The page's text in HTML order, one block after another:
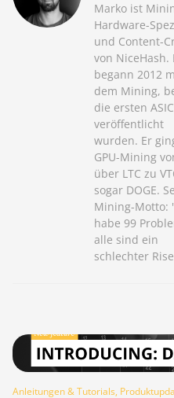
Marko ist
Hardware-
und Content-
von NiceHash.
begann 2012
dem Mining,
die ersten
veröffentlicht
wurden. Er
GPU-Mining
über LTC zu
sogar DOGE.
Mining-Motto:
habe 99
alle sind ein
schlechter
Anleitungen & Tutorials,